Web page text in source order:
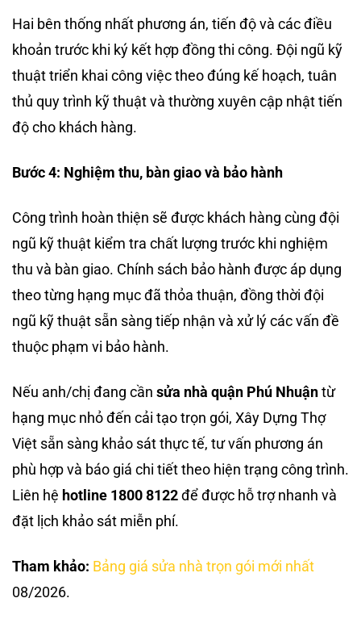
Hai bên thống nhất phương án, tiến độ và các điều
khoản trước khi ký kết hợp đồng thi công. Đội ngũ kỹ
thuật triển khai công việc theo đúng kế hoạch, tuân
thủ quy trình kỹ thuật và thường xuyên cập nhật tiến
độ cho khách hàng.
Bước 4: Nghiệm thu, bàn giao và bảo hành
Công trình hoàn thiện sẽ được khách hàng cùng đội
ngũ kỹ thuật kiểm tra chất lượng trước khi nghiệm
thu và bàn giao. Chính sách bảo hành được áp dụng
theo từng hạng mục đã thỏa thuận, đồng thời đội
ngũ kỹ thuật sẵn sàng tiếp nhận và xử lý các vấn đề
thuộc phạm vi bảo hành.
Nếu anh/chị đang cần sửa nhà quận Phú Nhuậntừ
hạng mục nhỏ đến cải tạo trọn gói, Xây Dựng Thợ
Việt sẵn sàng khảo sát thực tế, tư vấn phương án
phù hợp và báo giá chi tiết theo hiện trạng công trình.
Liên hệ hotline 1800 8122để được hỗ trợ nhanh và
đặt lịch khảo sát miễn phí.
Tham khảo: Bảng giá sửa nhà trọn gói mới nhất
08/2026.